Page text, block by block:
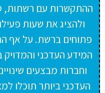
ההתקשרות עם רשתות,
ולהציג את שעות
פתוחים ברשת. על אף
המידע העדכני
וחברות מבצעים
העדכני ביותר תוכלו